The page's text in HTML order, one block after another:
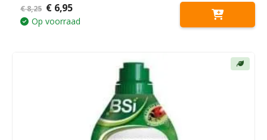
5.00 out of 5
€8,25 Oorspronkelijke
prijs
was:
€6,95Huidige
prijs
is:
Op voorraad